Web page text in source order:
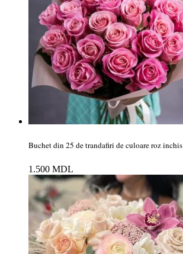
Buchet din 25 de trandafiri de culoare roz inchis
1.500 MDL